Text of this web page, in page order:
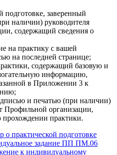
подготовке, заверенный
наличии) руководителя
содержащий сведения о
на практику с вашей
на последней странице;
содержащий базовую и
информацию,
в Приложении 3 к
и печатью (при наличии)
Профильной организации,
прохождении практики.
практической подготовке
задание ПП ПМ.06
к индивидуальному